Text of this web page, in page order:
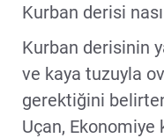
Kurban derisi
Kurban derisinin
ve kaya tuzuyla
gerektiğini
Uçan, Ekonomiye